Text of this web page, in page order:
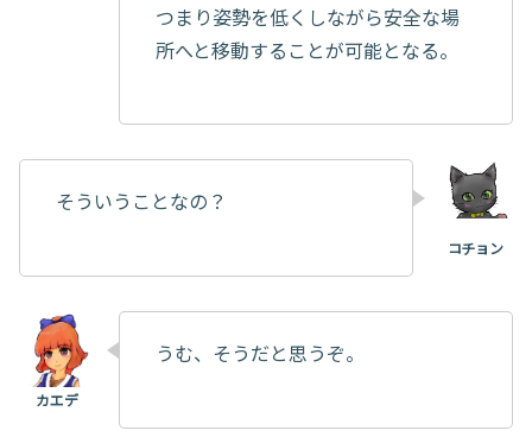
つまり姿勢を低くしながら安全な場
所へと移動することが可能となる。
そういうことなの？
うむ、そうだと思うぞ。